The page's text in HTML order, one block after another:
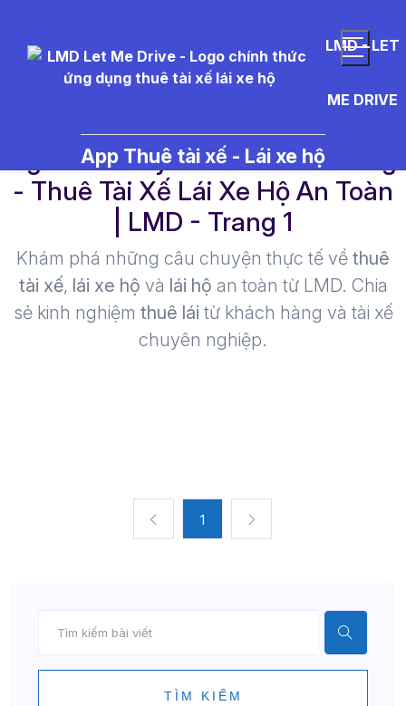
LMD - LET
ME DRIVE
App Thuê tài xế - Lái xe hộ
- Thuê Tài Xế Lái Xe Hộ An Toàn
| LMD - Trang 1​
Khám phá những câu chuyện thực tế về thuê
tài xế, lái xe hộ và lái hộ an toàn từ LMD. Chia
sẻ kinh nghiệm thuê lái từ khách hàng và tài xế
chuyên nghiệp.
1
TÌM KIẾM